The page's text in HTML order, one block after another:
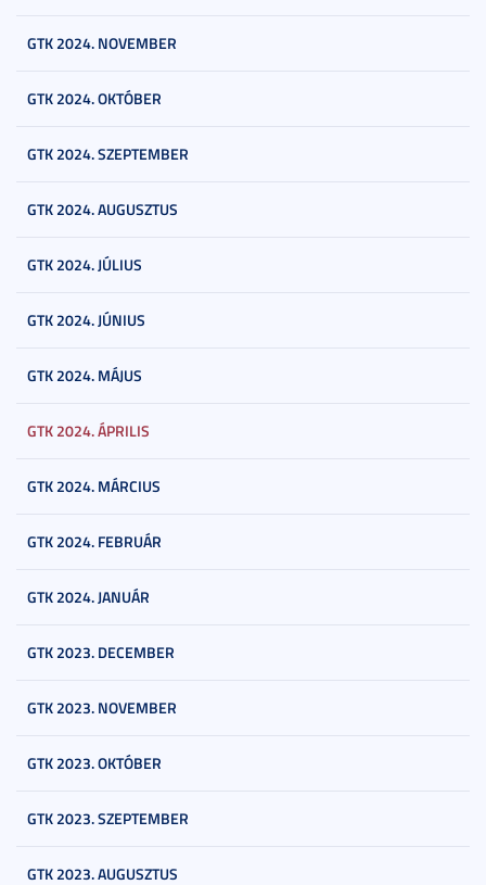
GTK 2024. NOVEMBER
GTK 2024. OKTÓBER
GTK 2024. SZEPTEMBER
GTK 2024. AUGUSZTUS
GTK 2024. JÚLIUS
GTK 2024. JÚNIUS
GTK 2024. MÁJUS
GTK 2024. ÁPRILIS
GTK 2024. MÁRCIUS
GTK 2024. FEBRUÁR
GTK 2024. JANUÁR
GTK 2023. DECEMBER
GTK 2023. NOVEMBER
GTK 2023. OKTÓBER
GTK 2023. SZEPTEMBER
GTK 2023. AUGUSZTUS